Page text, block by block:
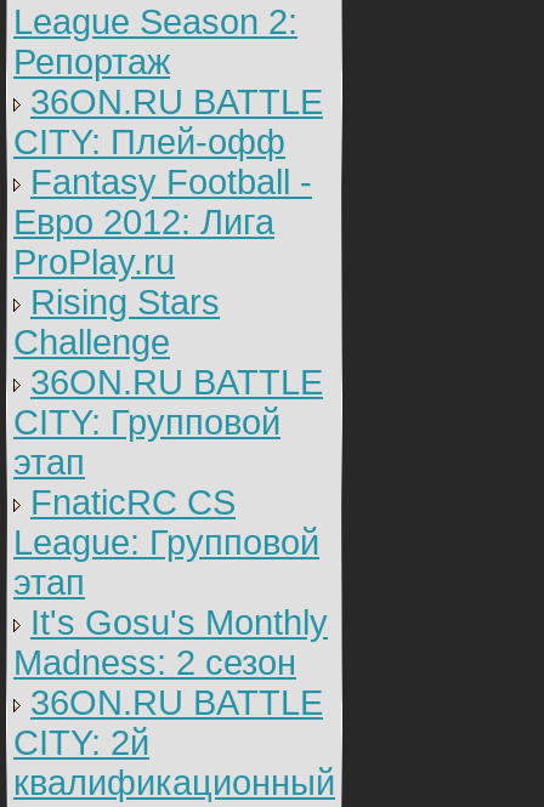
League Season 2:
Репортаж
36ON.RU BATTLE
CITY: Плей-офф
Fantasy Football -
Евро 2012: Лига
ProPlay.ru
Rising Stars
Challenge
36ON.RU BATTLE
CITY: Групповой
этап
FnaticRC CS
League: Групповой
этап
It's Gosu's Monthly
Madness: 2 сезон
36ON.RU BATTLE
CITY: 2й
квалификационный